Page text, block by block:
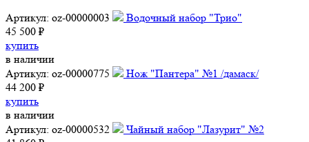
Артикул: oz-00000003
Водочный набор "Трио"
45 500 ₽
купить
в наличии
Артикул: oz-00000775
Нож "Пантера" №1 /дамаск/
44 200 ₽
купить
в наличии
Артикул: oz-00000532
Чайный набор "Лазурит" №2